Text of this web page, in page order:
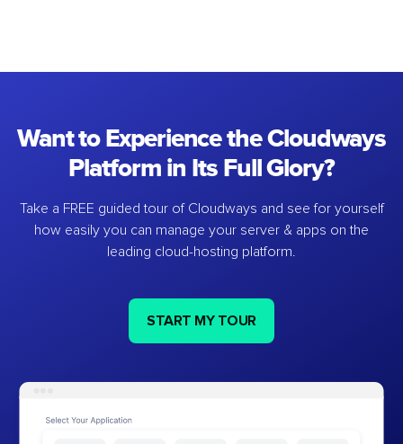
Want to Experience the Cloudways
Platform in Its Full Glory?
Take a FREE guided tour of Cloudways and see for yourself
how easily you can manage your server & apps on the
leading cloud-hosting platform.
START MY TOUR